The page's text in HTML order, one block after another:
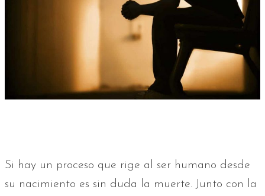
Si hay un proceso que rige al ser humano desde
su nacimiento es sin duda la muerte. Junto con la